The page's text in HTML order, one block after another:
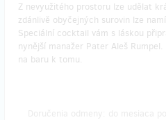
Z nevyužitého prostoru lze udělat
zdánlivě obyčejných surovin lze
Speciální cocktail vám s láskou
nynější manažer Pater Aleš
na baru k tomu.